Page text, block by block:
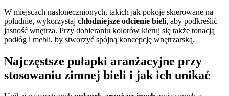
W miejscach nasłonecznionych, takich jak pokoje skierowane na
południe, wykorzystaj chłodniejsze odcienie bieli, aby podkreślić
jasność wnętrza. Przy dobieraniu kolorów kieruj się także tonacją
podłóg i mebli, by stworzyć spójną koncepcję wnętrzarską.
Najczęstsze pułapki aranżacyjne przy
stosowaniu zimnej bieli i jak ich unikać